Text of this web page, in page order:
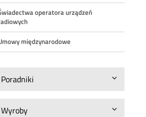
operatora urządzeń
międzynarodowe
Poradniki
Wyroby